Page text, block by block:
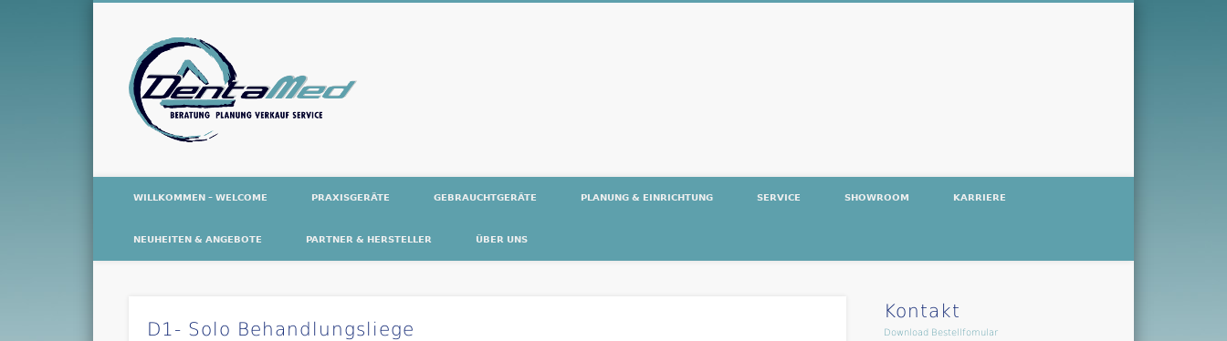
WILLKOMMEN – WELCOME PRAXISGERÄTE GEBRAUCHTGERÄTE PLANUNG & EINRICHTUNG SERVICE SHOWROOM KARRIERE
NEUHEITEN & ANGEBOTE PARTNER & HERSTELLER ÜBER UNS
D1- Solo Behandlungsliege
Kontakt
Download Bestellfomular